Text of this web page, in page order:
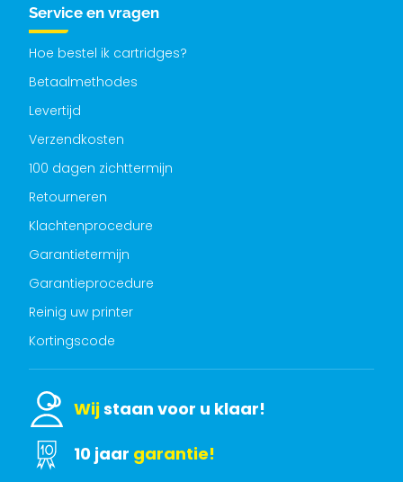
Service en vragen
Hoe bestel ik cartridges?
Betaalmethodes
Levertijd
Verzendkosten
100 dagen zichttermijn
Retourneren
Klachtenprocedure
Garantietermijn
Garantieprocedure
Reinig uw printer
Kortingscode
Wijstaan voor u klaar!
10 jaar garantie!